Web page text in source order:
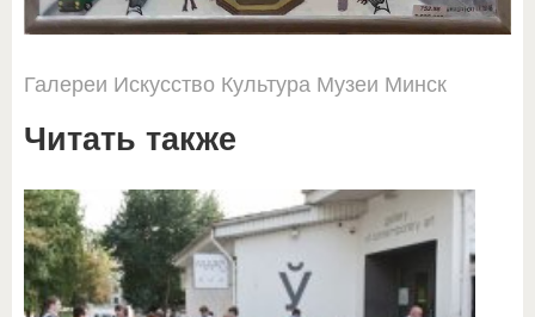
Галереи Искусство Культура Музеи Минск
Читать также